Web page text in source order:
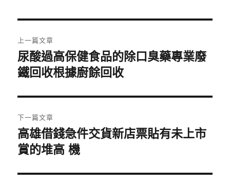
章
導
覽
上一篇文章
上
一
文
章:
尿酸過高保健食品的除口臭藥專業廢
鐵回收根據廚餘回收
下一篇文章
下
一
文
高雄借錢急件交貨新店票貼有未上市
賞的堆高 機